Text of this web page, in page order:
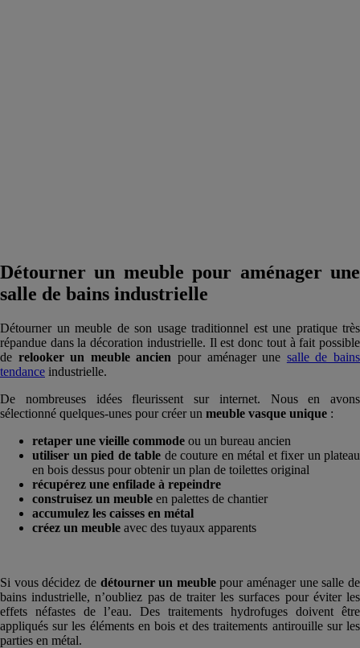
Détourner un meuble pour aménager une
salle de bains industrielle
Détourner un meuble de son usage traditionnel est une pratique très
répandue dans la décoration industrielle. Il est donc tout à fait possible
de relooker un meuble ancien pour aménager une salle de bains
tendance industrielle.
De nombreuses idées fleurissent sur internet. Nous en avons
sélectionné quelques-unes pour créer un meuble vasque unique :
retaper une vieille commode ou un bureau ancien
utiliser un pied de table de couture en métal et fixer un plateau
en bois dessus pour obtenir un plan de toilettes original
récupérez une enfilade à repeindre
construisez un meuble en palettes de chantier
accumulez les caisses en métal
créez un meuble avec des tuyaux apparents
Si vous décidez de détourner un meublepour aménager une salle de
bains industrielle, n’oubliez pas de traiter les surfaces pour éviter les
effets néfastes de l’eau. Des traitements hydrofuges doivent être
appliqués sur les éléments en bois et des traitements antirouille sur les
parties en métal.